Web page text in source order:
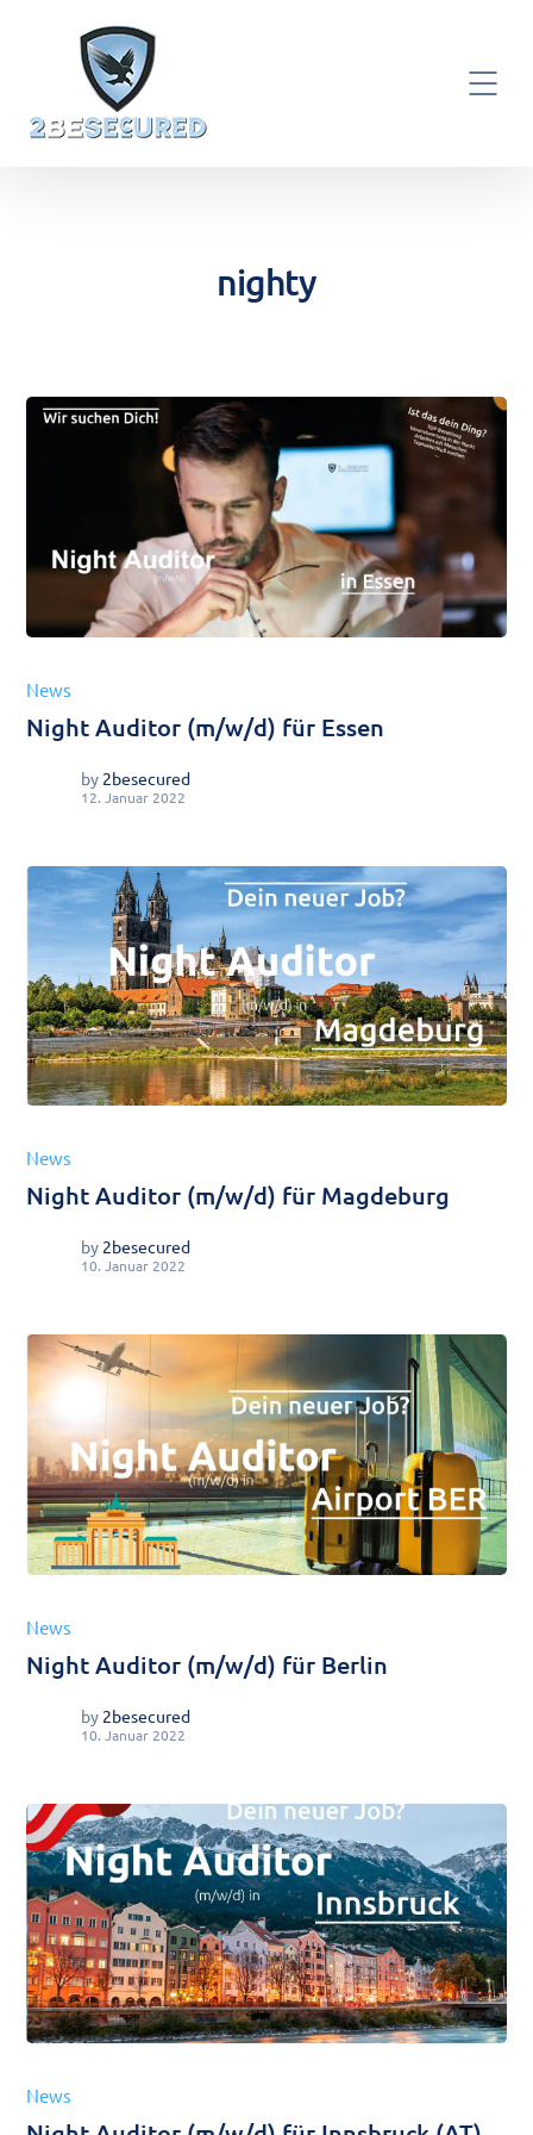
nighty
News
Night Auditor (m/w/d) für Essen
by 2besecured
12. Januar 2022
News
Night Auditor (m/w/d) für Magdeburg
by 2besecured
10. Januar 2022
News
Night Auditor (m/w/d) für Berlin
by 2besecured
10. Januar 2022
News